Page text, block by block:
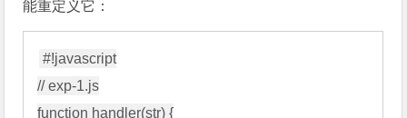
能重定义它：
#!javascript
// exp-1.js
function handler(str) {